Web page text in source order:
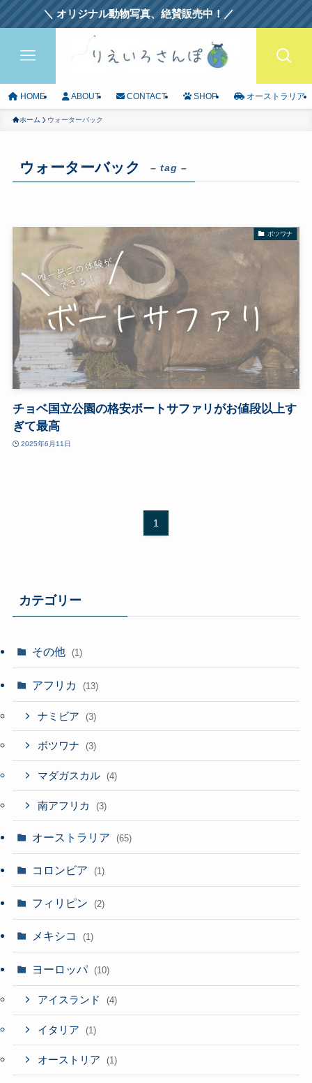
＼ オリジナル動物写真、絶賛販売中！／
HOME ABOUT CONTACT SHOP オーストラリア
ホーム ウォーターバック
ウォーターバック – tag –
ボツワナ
チョベ国立公園の格安ボートサファリがお値段以上す
ぎて最高
2025年6月11日
1
カテゴリー
その他 (1)
アフリカ (13)
ナミビア (3)
ボツワナ (3)
マダガスカル (4)
南アフリカ (3)
オーストラリア (65)
コロンビア (1)
フィリピン (2)
メキシコ (1)
ヨーロッパ (10)
アイスランド (4)
イタリア (1)
オーストリア (1)